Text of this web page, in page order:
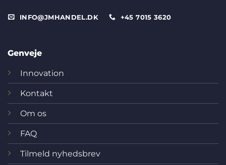
INFO@JMHANDEL.DK +45 7015 3620
Genveje
Innovation
Kontakt
Om os
FAQ
Tilmeld nyhedsbrev